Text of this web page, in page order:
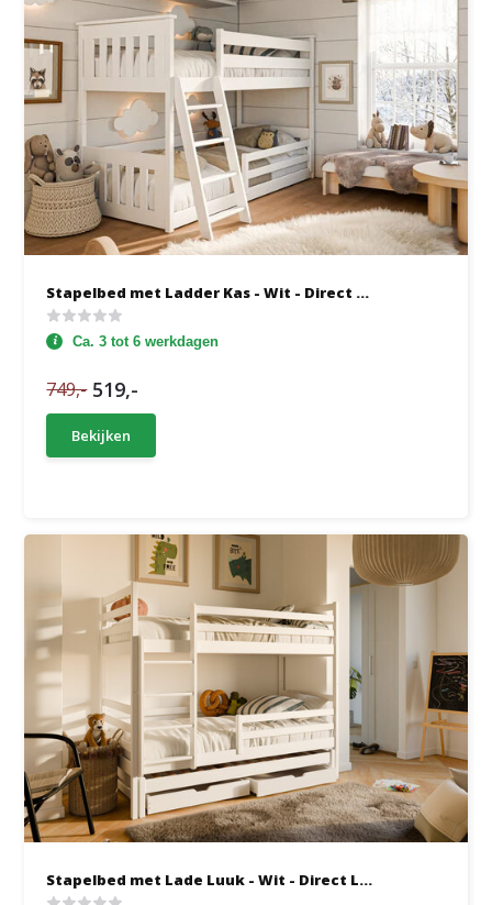
Stapelbed met Ladder Kas - Wit - Direct ...
Ca. 3 tot 6 werkdagen
749,- 519,-
Bekijken
Stapelbed met Lade Luuk - Wit - Direct L...